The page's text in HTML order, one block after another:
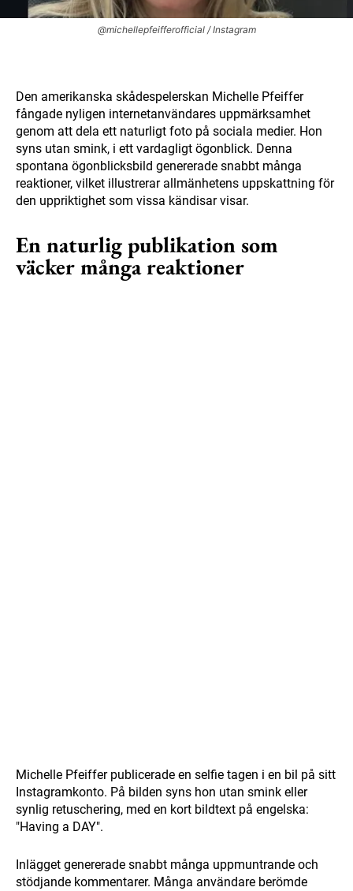
@michellepfeifferofficial / Instagram
Den amerikanska skådespelerskan Michelle Pfeiffer
fångade nyligen internetanvändares uppmärksamhet
genom att dela ett naturligt foto på sociala medier. Hon
syns utan smink, i ett vardagligt ögonblick. Denna
spontana ögonblicksbild genererade snabbt många
reaktioner, vilket illustrerar allmänhetens uppskattning för
den uppriktighet som vissa kändisar visar.
En naturlig publikation som
väcker många reaktioner
Michelle Pfeiffer publicerade en selfie tagen i en bil på sitt
Instagramkonto. På bilden syns hon utan smink eller
synlig retuschering, med en kort bildtext på engelska:
"Having a DAY".
Inlägget genererade snabbt många uppmuntrande och
stödjande kommentarer. Många användare berömde